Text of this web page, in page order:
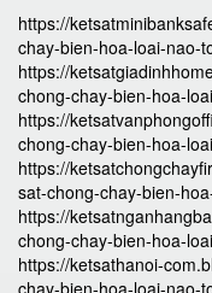
https://
chay-bien-hoa-loai-nao-
https://
chong-chay-bien-hoa-
https://
chong-chay-bien-hoa-
https://
sat-chong-chay-bien-
https://
chong-chay-bien-hoa-
https://ketsathanoi-
chay-bien-hoa-loai-nao-